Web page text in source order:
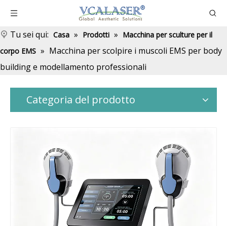
Tu sei qui: Casa » Prodotti » Macchina per sculture per il
corpo EMS » Macchina per scolpire i muscoli EMS per body
building e modellamento professionali
Categoria del prodotto